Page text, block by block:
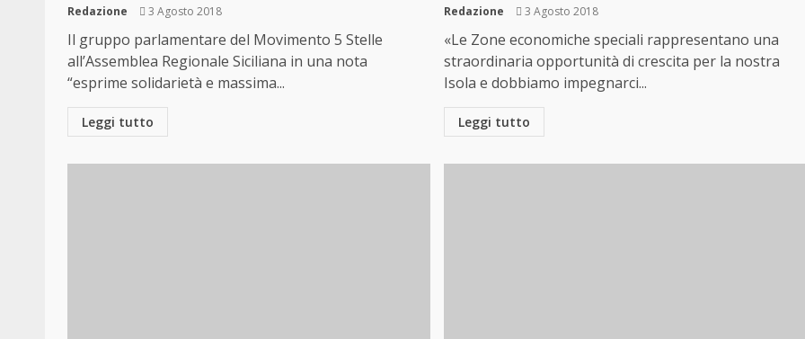
Redazione 3 Agosto 2018
Il gruppo parlamentare del Movimento 5 Stelle
all’Assemblea Regionale Siciliana in una nota
“esprime solidarietà e massima...
Leggi tutto
Redazione 3 Agosto 2018
«Le Zone economiche speciali rappresentano una
straordinaria opportunità di crescita per la nostra
Isola e dobbiamo impegnarci...
Leggi tutto